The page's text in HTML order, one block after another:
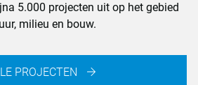
5.000 projecten uit op het gebied
milieu en bouw.
PROJECTEN